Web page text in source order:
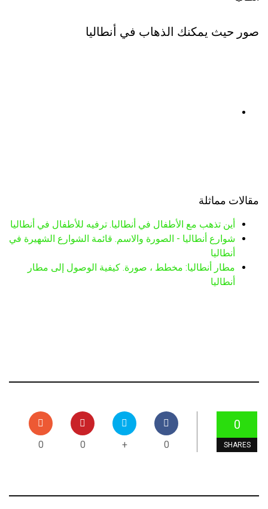
صور حيث يمكنك الذهاب في أنطاليا
مقالات مماثلة
أين تذهب مع الأطفال في أنطاليا. ترفيه للأطفال في أنطاليا
شوارع أنطاليا - الصورة والاسم. قائمة الشوارع الشهيرة في
أنطاليا
مطار أنطاليا: مخطط ، صورة. كيفية الوصول إلى مطار
أنطاليا
0
SHARES
0
+
0
0